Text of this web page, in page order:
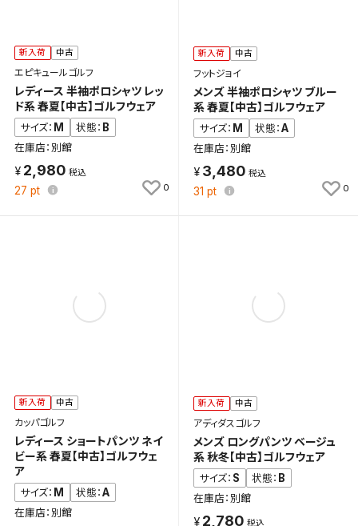
新入荷 中古
エピキュールゴルフ
レディース 半袖ポロシャツ レッ
ド系 春夏【中古】ゴルフウェア
サイズ： M 状態： B
在庫店：別館
2,980
27 pt 0
新入荷 中古
フットジョイ
メンズ 半袖ポロシャツ ブルー
系 春夏【中古】ゴルフウェア
サイズ： M 状態：A
在庫店：別館
3,480
31 pt 0
新入荷 中古
カッパゴルフ
レディース ショートパンツ ネイ
ビー系 春夏【中古】ゴルフウェ
ア
サイズ： M 状態：A
在庫店：別館
新入荷 中古
アディダスゴルフ
メンズ ロングパンツ ベージュ
系 秋冬【中古】ゴルフウェア
サイズ： S 状態： B
在庫店：別館
2,780
この検索条件をマイページ内「保存検索条件一覧」に
保存します。
よく探す商品を、毎回条件指定することなく簡単に開
くことができます。
検索条件